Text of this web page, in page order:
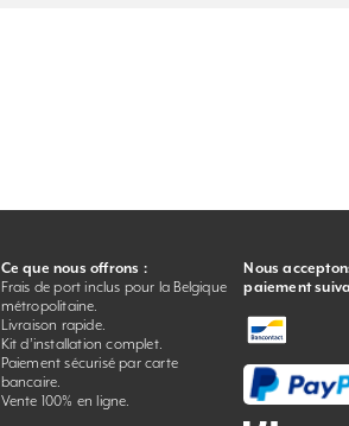
Ce que nous offrons :
Frais de port inclus pour la Belgique
métropolitaine.
Livraison rapide.
Kit d’installation complet.
Paiement sécurisé par carte
bancaire.
Vente 100% en ligne.
Nous
paiement